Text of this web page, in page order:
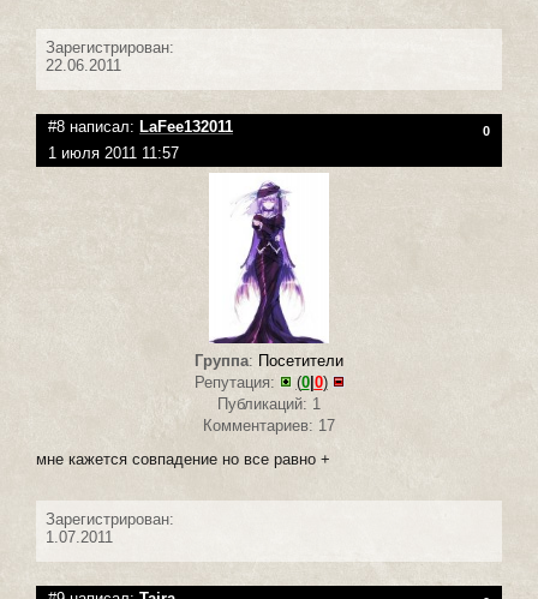
Зарегистрирован:
22.06.2011
#8 написал: LaFee132011 0
1 июля 2011 11:57
Группа: Посетители
Репутация:
(0| 0)
Публикаций: 1
Комментариев: 17
мне кажется совпадение но все равно +
Зарегистрирован:
1.07.2011